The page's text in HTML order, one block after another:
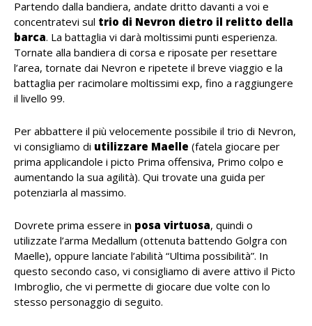
Partendo dalla bandiera, andate dritto davanti a voi e
concentratevi sul trio di Nevron dietro il relitto della
barca. La battaglia vi darà moltissimi punti esperienza.
Tornate alla bandiera di corsa e riposate per resettare
l’area, tornate dai Nevron e ripetete il breve viaggio e la
battaglia per racimolare moltissimi exp, fino a raggiungere
il livello 99.
Per abbattere il più velocemente possibile il trio di Nevron,
vi consigliamo di utilizzare Maelle (fatela giocare per
prima applicandole i picto Prima offensiva, Primo colpo e
aumentando la sua agilità). Qui trovate una guida per
potenziarla al massimo.
Dovrete prima essere in posa virtuosa, quindi o
utilizzate l’arma Medallum (ottenuta battendo Golgra con
Maelle), oppure lanciate l’abilità “Ultima possibilità”. In
questo secondo caso, vi consigliamo di avere attivo il Picto
Imbroglio, che vi permette di giocare due volte con lo
stesso personaggio di seguito.